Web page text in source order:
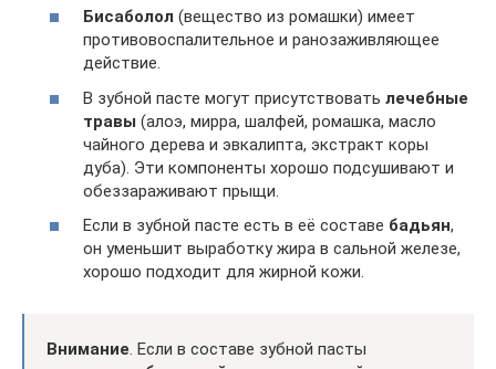
Бисаболол (вещество из ромашки) имеет
противовоспалительное и ранозаживляющее
действие.
В зубной пасте могут присутствовать лечебные
травы (алоэ, мирра, шалфей, ромашка, масло
чайного дерева и эвкалипта, экстракт коры
дуба). Эти компоненты хорошо подсушивают и
обеззараживают прыщи.
Если в зубной пасте есть в её составе бадьян,
он уменьшит выработку жира в сальной железе,
хорошо подходит для жирной кожи.
Внимание. Если в составе зубной пасты